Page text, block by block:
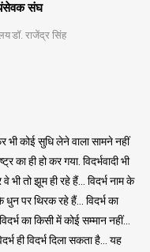
संघ
डॉ. राजेंद्र सिंह
कोई सुधि लेने वाला सामने नहीं
का ही हो कर गया. विदर्भवादी भी
भी तो झूम ही रहे हैं… विदर्भ नाम के
धुन पर थिरक रहे हैं… विदर्भ का
का किसी में कोई सम्मान नहीं…
ही विदर्भ दिला सकता है… यह